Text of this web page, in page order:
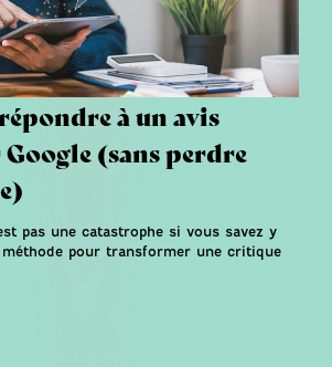
à un avis
(sans perdre
pas une catastrophe si vous savez y
pour transformer une critique